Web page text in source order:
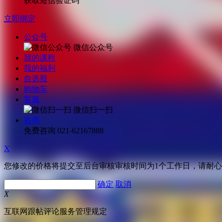
立即绑定
公众号
微信公众号
我的课程
我的福利
自选股
购物车
客服
微信扫一扫
咨询
免费咨询 021-62167888
X
您修改的价格将提交至后台审核审核时间为1个工作日，请耐
确定 取消
X
互联网跟帖评论服务管理规定